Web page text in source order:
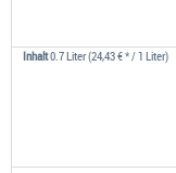
Inhalt0.7 Liter(24,43 € * / 1 Liter)